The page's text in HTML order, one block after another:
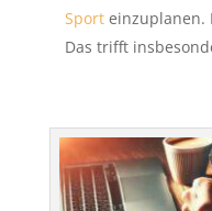
Sporteinzuplanen.
Das trifft